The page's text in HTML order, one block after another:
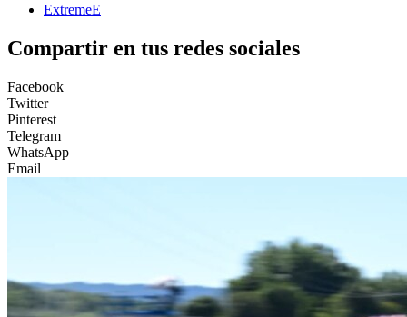
ExtremeE
Compartir en tus redes sociales
Facebook
Twitter
Pinterest
Telegram
WhatsApp
Email